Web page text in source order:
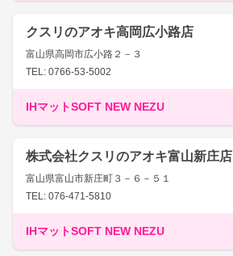
クスリのアオキ高岡広小路店
富山県高岡市広小路２－３
TEL: 0766-53-5002
IHマットSOFT NEW NEZU
株式会社クスリのアオキ富山新庄店
富山県富山市新庄町３－６－５１
TEL: 076-471-5810
IHマットSOFT NEW NEZU